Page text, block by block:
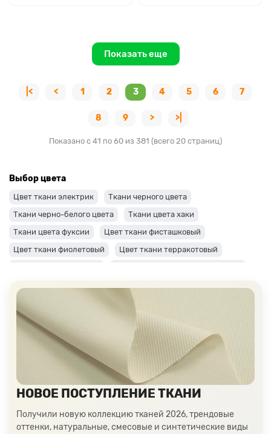
Показать еще
|< < 1 2 3 4 5 6 7
8 9 > >|
Показано с 41 по 60 из 381 (всего 20 страниц)
Выбор цвета
Цвет ткани электрик
Ткани черного цвета
Ткани черно-белого цвета
Ткани цвета хаки
Ткани цвета фуксии
Цвет ткани фисташковый
Цвет ткани фиолетовый
Цвет ткани терракотовый
Цвет ткани салатовый
Цвет ткани розовый
Ткани цвета пудра
Ткани персикового цвета
Ткани оранжевого цвета
Ткани оливкового цвета
Цвет ткани мятный
Ткани цвета айвори, молочные оттенки
Ткани лимонного цвета
Ткани красного цвета разных оттенков
Изумрудный цвет ткани
Ткани зеленого цвета
НОВОЕ ПОСТУПЛЕНИЕ ТКАНИ
Получили новую коллекцию тканей 2026, трендовые
оттенки, натуральные, смесовые и синтетические виды